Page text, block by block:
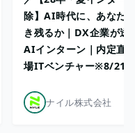
除】AI時代に、あなた
き残るか｜DX企業が送
AIインターン｜内定直
場ITベンチャー※8/21
ナイル株式会社